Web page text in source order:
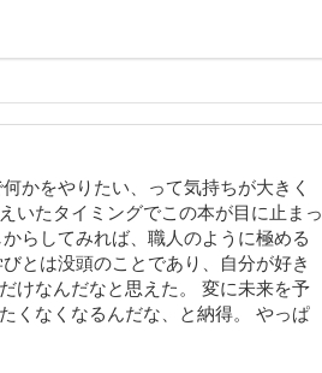
かをやりたい、って気持ちが大きく
いたタイミングでこの本が目に止まっ
らしてみれば、職人のように極める
とは没頭のことであり、自分が好き
けなんだなと思えた。 変に未来を予
くなくなるんだな、と納得。 やっぱ